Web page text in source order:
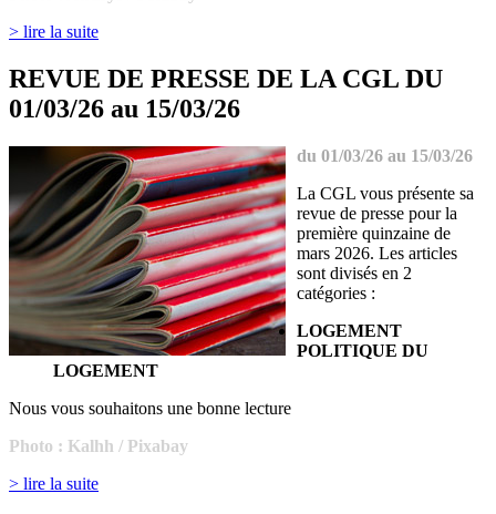
> lire la suite
REVUE DE PRESSE DE LA CGL DU
01/03/26 au 15/03/26
du 01/03/26 au 15/03/26
La CGL vous présente sa
revue de presse pour la
première quinzaine de
mars 2026. Les articles
sont divisés en 2
catégories :
LOGEMENT
POLITIQUE DU
LOGEMENT
Nous vous souhaitons une bonne lecture
Photo : Kalhh / Pixabay
> lire la suite